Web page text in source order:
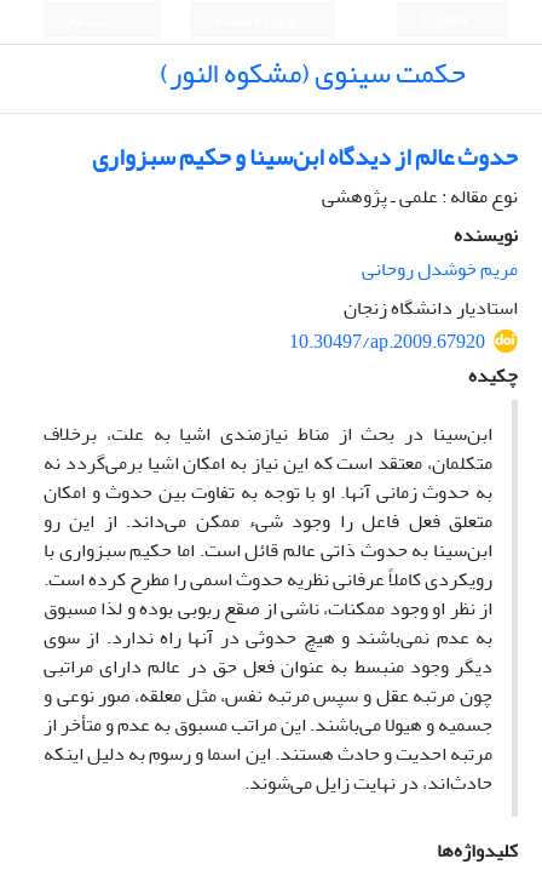
حکمت سینوی (مشکوه النور)
حدوث عالم از دیدگاه ابن‌سینا و حکیم سبزواری
نوع مقاله : علمی ـ پژوهشی
نویسنده
مریم خوشدل روحانی
استادیار دانشگاه زنجان
10.30497/ap.2009.67920
چکیده
ابن‌سینا در بحث از مناط نیازمندی اشیا به علت، برخلاف
متکلمان، معتقد است که این نیاز به امکان اشیا برمی‌گردد نه
به حدوث زمانی آنها. او با توجه به تفاوت بین حدوث و امکان
متعلق فعل فاعل را وجود شیء ممکن می‌داند. از این رو
ابن‌سینا به حدوث ذاتی عالم قائل است. اما حکیم سبزواری با
رویکردی کاملاً عرفانی نظریه حدوث اسمی را مطرح کرده است.
از نظر او وجود ممکنات، ناشی از صقع ربوبی بوده و لذا مسبوق
به عدم نمی‌باشند و هیچ حدوثی در آنها راه ندارد. از سوی
دیگر وجود منبسط به عنوان فعل حق در عالم دارای مراتبی
چون مرتبه عقل و سپس مرتبه نفس، مثل معلقه، صور نوعی و
جسمیه و هیولا می‌باشند. این مراتب مسبوق به عدم و متأخر از
مرتبه احدیت و حادث هستند. این اسما و رسوم به دلیل اینکه
حادث‌اند، در نهایت زایل می‌شوند.
کلیدواژه‌ها